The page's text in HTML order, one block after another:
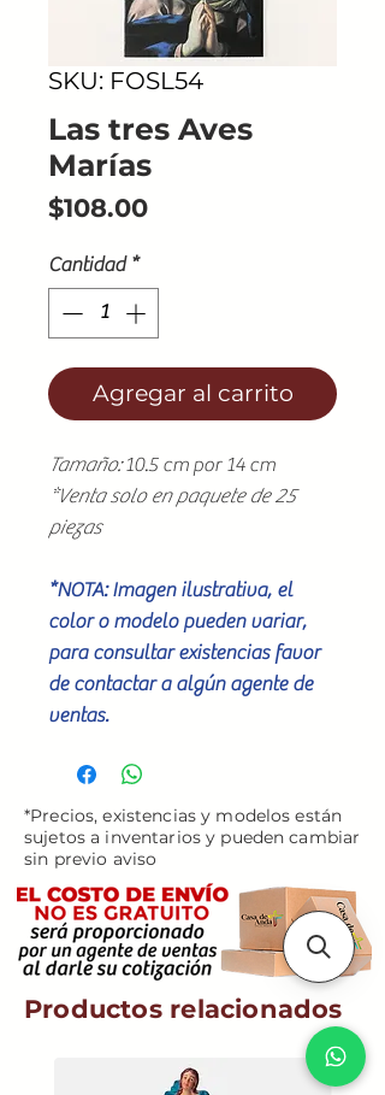
SKU: FOSL54
Las tres Aves
Marías
$108.00Precio
Cantidad *
Agregar al carrito
Tamaño:10.5 cm por 14 cm
*Venta solo en paquete de 25
piezas
*NOTA: Imagen ilustrativa, el
color o modelo pueden variar,
para consultar existencias favor
de contactar a algún agente de
ventas.
*Precios, existencias y modelos están
sujetos a inventarios y pueden cambiar
sin previo aviso
Productos relacionados